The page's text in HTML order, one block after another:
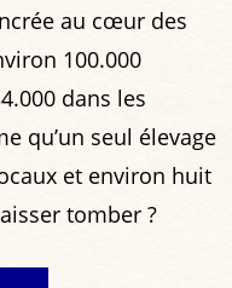
au cœur des
100.000
dans les
qu’un seul élevage
et environ huit
tomber ?